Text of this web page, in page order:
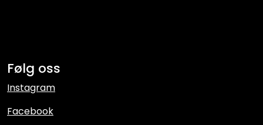
Følg oss
Instagram
Facebook